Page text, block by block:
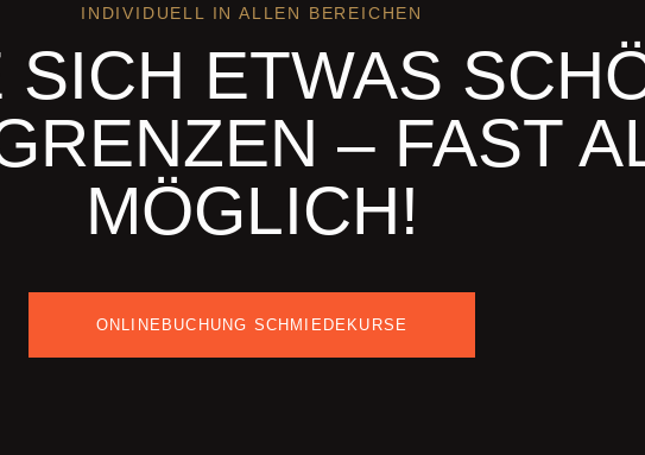
INDIVIDUELL IN ALLEN BEREICHEN
ETWAS
– FAST
MÖGLICH!
ONLINEBUCHUNG SCHMIEDEKURSE